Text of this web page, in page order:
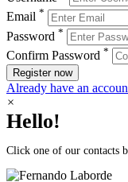
Email *
Password *
Confirm Password *
Register now
Already have an
×
Hello!
Click one of our contacts